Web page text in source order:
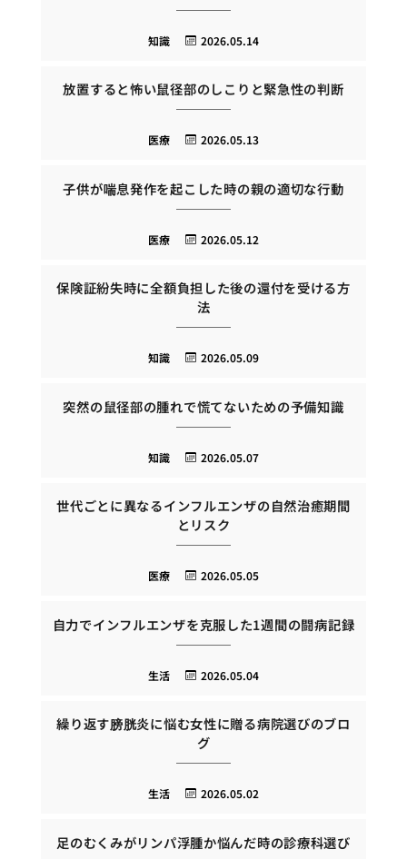
2026.05.14
知識
放置すると怖い鼠径部のしこりと緊急性の判断
2026.05.13
医療
子供が喘息発作を起こした時の親の適切な行動
2026.05.12
医療
保険証紛失時に全額負担した後の還付を受ける方
法
2026.05.09
知識
突然の鼠径部の腫れで慌てないための予備知識
2026.05.07
知識
世代ごとに異なるインフルエンザの自然治癒期間
とリスク
2026.05.05
医療
自力でインフルエンザを克服した1週間の闘病記録
2026.05.04
生活
繰り返す膀胱炎に悩む女性に贈る病院選びのブロ
グ
2026.05.02
生活
足のむくみがリンパ浮腫か悩んだ時の診療科選び